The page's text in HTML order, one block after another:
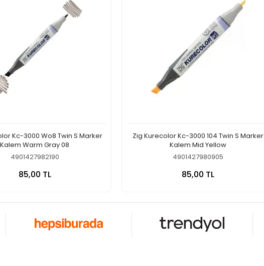
Kc-3000 Wo8 Twin S Marker
Kalem Warm Gray 08
4901427982190
85,00 TL
Zig Kurecolor Kc-3000 104 Twin S Marker
Kalem Mid Yellow
4901427980905
85,00 TL